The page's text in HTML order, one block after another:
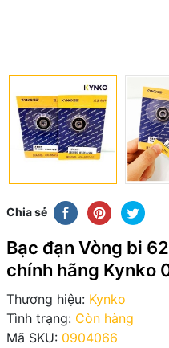
Chia sẻ
Bạc đạn Vòng bi
chính hãng Kynko
Thương hiệu: Kynko
Tình trạng: Còn hàng
Mã SKU: 0904066